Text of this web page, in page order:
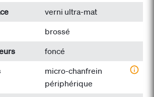
verni ultra-mat
brossé
foncé
micro-chanfrein
périphérique